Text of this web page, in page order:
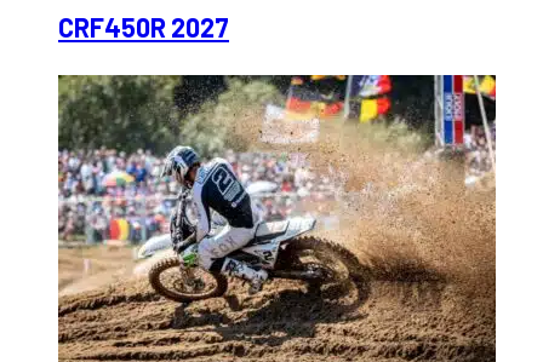
CRF450R 2027